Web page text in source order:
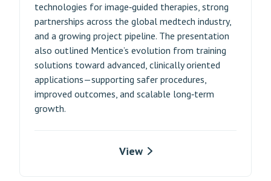
technologies for image‑guided therapies, strong
partnerships across the global medtech industry,
and a growing project pipeline. The presentation
also outlined Mentice’s evolution from training
solutions toward advanced, clinically oriented
applications—supporting safer procedures,
improved outcomes, and scalable long‑term
growth.
View